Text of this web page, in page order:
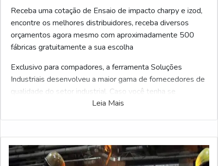
Receba uma cotação de Ensaio de impacto charpy e izod,
encontre os melhores distribuidores, receba diversos
orçamentos agora mesmo com aproximadamente 500
fábricas gratuitamente a sua escolha
Exclusivo para compadores, a ferramenta Soluções
Industriais desenvolveu a maior gama de fornecedores de
qualidade do setor industrial. Caso você tenha se
interessado por Ensaio de impacto charpy e izod e
Leia Mais